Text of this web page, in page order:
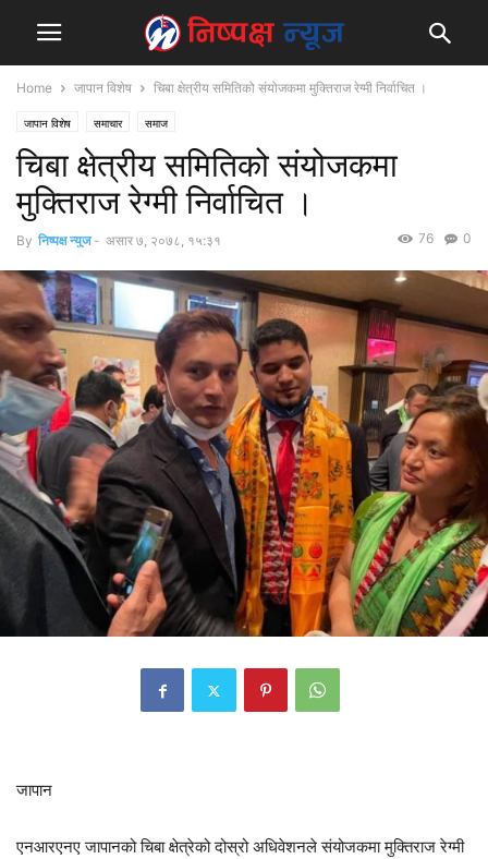
Home जापान विशेष चिबा क्षेत्रीय समितिको संयोजकमा मुक्तिराज रेग्मी निर्वाचित ।
जापान विशेष समाचार समाज
चिबा क्षेत्रीय समितिको संयोजकमा
मुक्तिराज रेग्मी निर्वाचित ।
By निष्पक्ष न्युज - असार ७, २०७८, १५:३१ 0
76
जापान
एनआरएनए जापानको चिबा क्षेत्रेको दोस्रो अधिवेशनले संयोजकमा मुक्तिराज रेग्मी